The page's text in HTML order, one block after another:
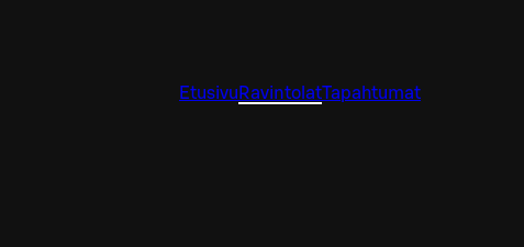
Etusivu RavintolatTapahtumat